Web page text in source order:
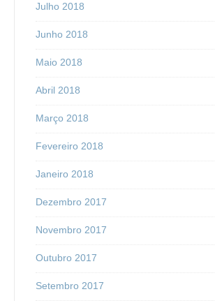
Julho 2018
Junho 2018
Maio 2018
Abril 2018
Março 2018
Fevereiro 2018
Janeiro 2018
Dezembro 2017
Novembro 2017
Outubro 2017
Setembro 2017